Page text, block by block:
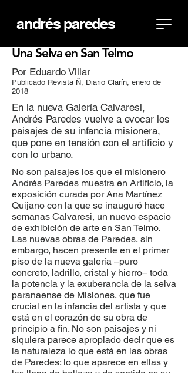
andrés paredes
Una Selva en San Telmo
Por Eduardo Villar
Publicado Revista Ñ, Diario Clarín, enero de
2018
En la nueva Galería Calvaresi,
Andrés Paredes vuelve a evocar los
paisajes de su infancia misionera,
que pone en tensión con el artificio y
con lo urbano.
No son paisajes los que el misionero
Andrés Paredes muestra en Artificio, la
exposición curada por Ana Martínez
Quijano con la que se inauguró hace
semanas Calvaresi, un nuevo espacio
de exhibición de arte en San Telmo.
Las nuevas obras de Paredes, sin
embargo, hacen presente en el primer
piso de la nueva galería –puro
concreto, ladrillo, cristal y hierro– toda
la potencia y la exuberancia de la selva
paranaense de Misiones, que fue
crucial en la infancia del artista y que
está en el corazón de su obra de
principio a fin. No son paisajes y ni
siquiera parece apropiado decir que es
la naturaleza lo que está en las obras
de Paredes: lo que aparece en ellas y